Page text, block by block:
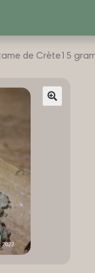
de Crète15